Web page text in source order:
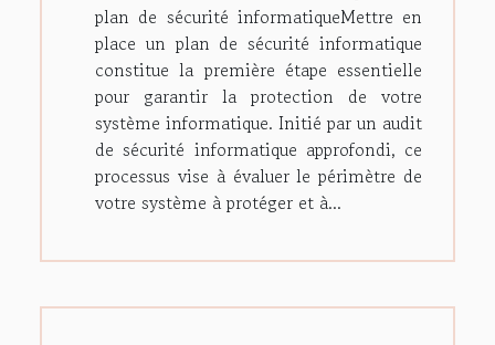
plan de sécurité informatiqueMettre en
place un plan de sécurité informatique
constitue la première étape essentielle
pour garantir la protection de votre
système informatique. Initié par un audit
de sécurité informatique approfondi, ce
processus vise à évaluer le périmètre de
votre système à protéger et à...